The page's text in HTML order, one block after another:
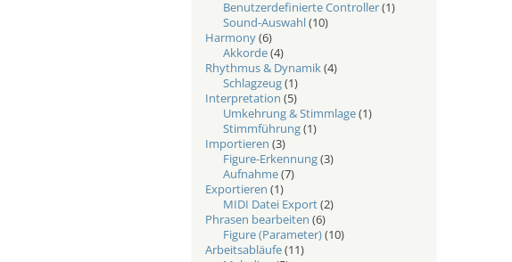
Benutzerdefinierte Controller(1)
Sound-Auswahl(10)
Harmony(6)
Akkorde(4)
Rhythmus & Dynamik(4)
Schlagzeug(1)
Interpretation (5)
Umkehrung & Stimmlage(1)
Stimmführung(1)
Importieren (3)
Figure-Erkennung(3)
Aufnahme(7)
Exportieren (1)
MIDI Datei Export(2)
Phrasen bearbeiten (6)
Figure (Parameter)(10)
Arbeitsabläufe(11)